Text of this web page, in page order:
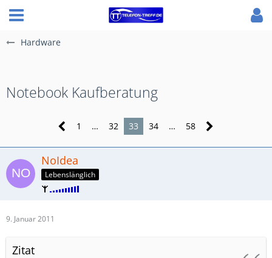
Hardware
Notebook Kaufberatung
1 … 32 33 34 … 58
NoIdea
Lebenslänglich
9. Januar 2011
Zitat